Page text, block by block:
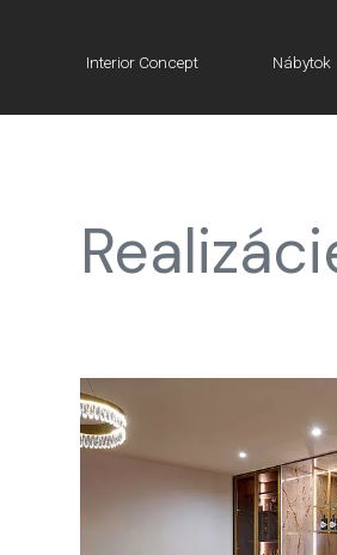
Interior Concept Nábytok